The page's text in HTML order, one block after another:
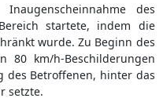
des
startete, indem die
wurde. Zu Beginn des
80 km/h-Beschilderungen
des Betroffenen, hinter das
setzte.